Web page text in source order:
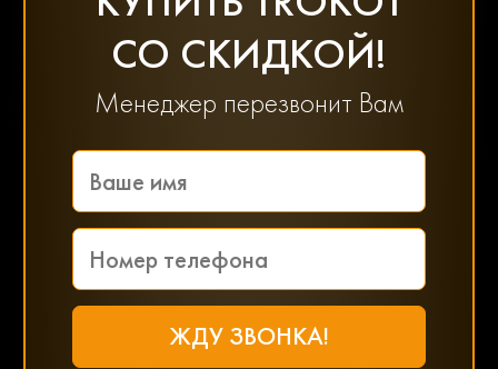
СО СКИДКОЙ!
Менеджер перезвонит Вам